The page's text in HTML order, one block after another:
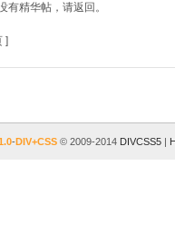
有精华帖，请返回。
]
-DIV+CSS© 2009-2014 DIVCSS5|